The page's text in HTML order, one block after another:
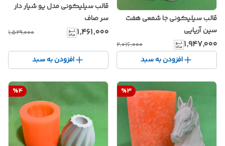
قالب سیلیکونی جا شمعی هفت
سین آریایی
۱٬۹۴۷٬۰۰۰ ۲٬۰۱۶٬۰۰۰
افزودن به سبد
قالب سیلیکونی مدل یو شیار دار
سر صاف
۱٬۴۶۱٬۰۰۰ ۱٬۵۲۹٬۰۰۰
افزودن به سبد
%3
%4